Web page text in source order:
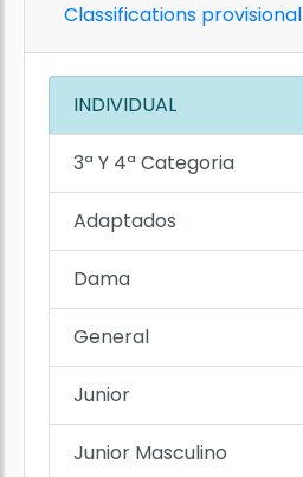
Classifications provisional
INDIVIDUAL
3ª Y 4ª Categoria
Adaptados
Dama
General
Junior
Junior Masculino